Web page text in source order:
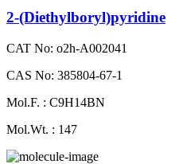
2-​(Diethylboryl)pyridine
CAT No: o2h-A002041
CAS No: 385804-67-1
Mol.F. : C9H14BN
Mol.Wt. : 147